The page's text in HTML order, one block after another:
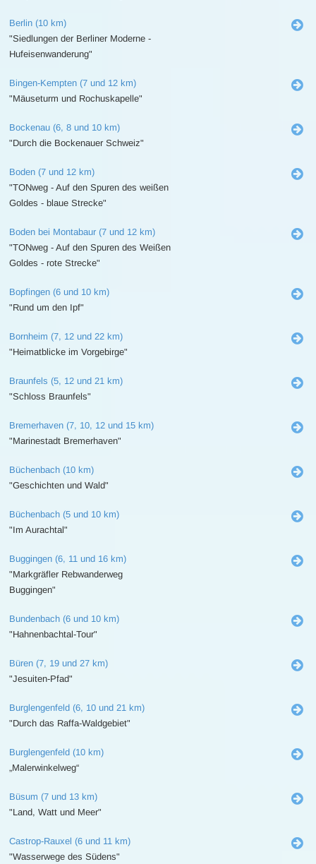
Berlin (10 km)
"Siedlungen der Berliner Moderne -
Hufeisenwanderung"
Bingen-Kempten (7 und 12 km)
"Mäuseturm und Rochuskapelle"
Bockenau (6, 8 und 10 km)
"Durch die Bockenauer Schweiz"
Boden (7 und 12 km)
"TONweg - Auf den Spuren des weißen
Goldes - blaue Strecke"
Boden bei Montabaur (7 und 12 km)
"TONweg - Auf den Spuren des Weißen
Goldes - rote Strecke"
Bopfingen (6 und 10 km)
"Rund um den Ipf"
Bornheim (7, 12 und 22 km)
"Heimatblicke im Vorgebirge"
Braunfels (5, 12 und 21 km)
"Schloss Braunfels"
Bremerhaven (7, 10, 12 und 15 km)
"Marinestadt Bremerhaven"
Büchenbach (10 km)
"Geschichten und Wald"
Büchenbach (5 und 10 km)
"Im Aurachtal"
Buggingen (6, 11 und 16 km)
"Markgräfler Rebwanderweg
Buggingen"
Bundenbach (6 und 10 km)
"Hahnenbachtal-Tour"
Büren (7, 19 und 27 km)
"Jesuiten-Pfad"
Burglengenfeld (6, 10 und 21 km)
"Durch das Raffa-Waldgebiet"
Burglengenfeld (10 km)
„Malerwinkelweg“
Büsum (7 und 13 km)
"Land, Watt und Meer"
Castrop-Rauxel (6 und 11 km)
"Wasserwege des Südens"